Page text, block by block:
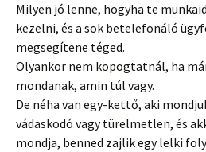
Milyen jó lenne, hogyha te
kezelni, és a sok betelefonáló
megsegítene téged.
Olyankor nem kopogtatnál, ha
mondanak, amin túl vagy.
De néha van egy-kettő, aki
vádaskodó vagy türelmetlen, és
mondja, benned zajlik egy lelki